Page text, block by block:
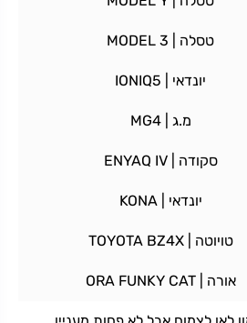
טסלה | MODEL 3
יונדאי | IONIQ5
מ.ג | MG4
סקודה | ENYAQ IV
יונדאי | KONA
טויוטה | TOYOTA BZ4X
אורה | ORA FUNKY CAT